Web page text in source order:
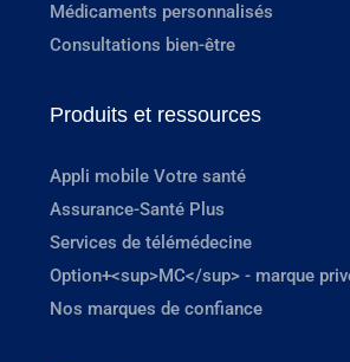
Médicaments personnalisés
Consultations bien-être
Produits et ressources
Appli mobile Votre santé
Assurance-Santé Plus
Services de télémédecine
Option+<sup>MC</sup> - marque
Nos marques de confiance